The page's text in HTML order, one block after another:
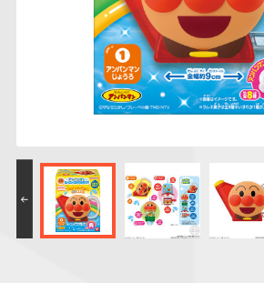
仮面ライダーシリー
ズ
PROJECT R.E.D.・
スーパー戦隊シリー
ズ
ガンダムシリーズ
ポケットモンスター
キャラパキ
つりグミ
にふぉるめーしょん
＆スクエアシール
SMPシリーズ